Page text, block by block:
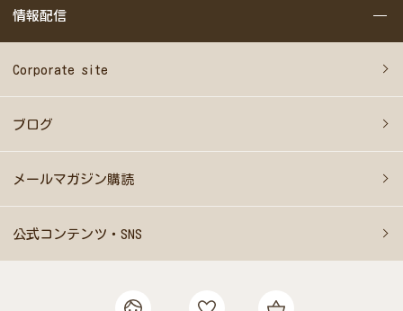
情報配信
Corporate site
ブログ
メールマガジン購読
公式コンテンツ・SNS